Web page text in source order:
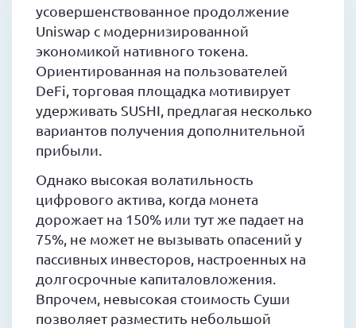
усовершенствованное продолжение
Uniswap с модернизированной
экономикой нативного токена.
Ориентированная на пользователей
DeFi, торговая площадка мотивирует
удерживать SUSHI, предлагая несколько
вариантов получения дополнительной
прибыли.
Однако высокая волатильность
цифрового актива, когда монета
дорожает на 150% или тут же падает на
75%, не может не вызывать опасений у
пассивных инвесторов, настроенных на
долгосрочные капиталовложения.
Впрочем, невысокая стоимость Суши
позволяет разместить небольшой